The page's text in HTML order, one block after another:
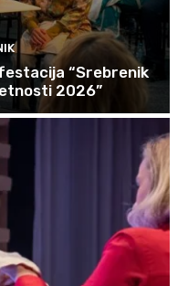
“Srebrenik
2026”